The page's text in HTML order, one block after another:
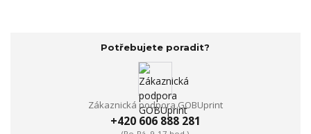
Potřebujete poradit?
Zákaznická podpora GOBUprint
+420 606 888 281